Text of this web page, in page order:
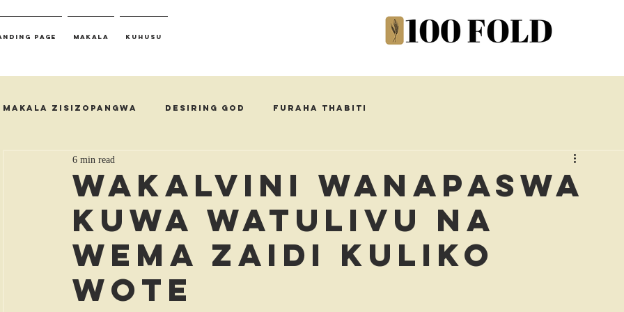
Page Makala Kuhusu
Makala Zisizopangwa Desiring God Furaha Thabiti
Wakalvini Wanapaswa
Kuwa Watulivu na
Wema Zaidi Kuliko
Wote
6 min read